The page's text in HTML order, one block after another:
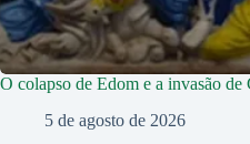
O colapso de Edom e a invasão de
5 de agosto de 2026